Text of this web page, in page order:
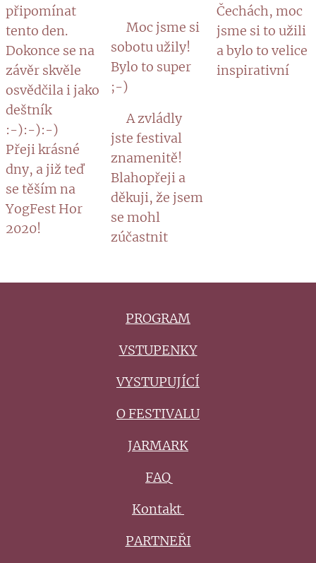
připomínat
tento den.
Dokonce se na
závěr skvěle
osvědčila i jako
deštník
:-):-):-)
Přeji krásné
dny, a již teď
se těším na
YogFest Hor
2020!
🔹Moc jsme si
sobotu užily!
Bylo to super
;-)
🔹A zvládly
jste festival
znamenitě!
Blahopřeji a
děkuji, že jsem
se mohl
zúčastnit
Čechách, moc
jsme si to užili
a bylo to velice
inspirativní 🙏
PROGRAM
VSTUPENKY
VYSTUPUJÍCÍ
O FESTIVALU
JARMARK
FAQ
Kontakt
PARTNEŘI